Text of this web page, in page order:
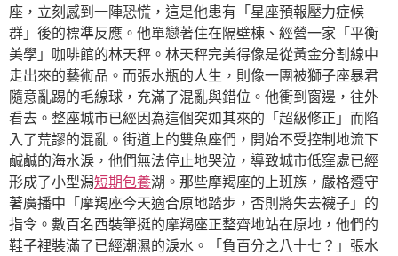
座，立刻感到一陣恐慌，這是他患有「星座預報壓力症候
群」後的標準反應。他單戀著住在隔壁棟、經營一家「平衡
美學」咖啡館的林天秤。林天秤完美得像是從黃金分割線中
走出來的藝術品。而張水瓶的人生，則像一團被獅子座暴君
隨意亂踢的毛線球，充滿了混亂與錯位。他衝到窗邊，往外
看去。整座城市已經因為這個突如其來的「超級修正」而陷
入了荒謬的混亂。街道上的雙魚座們，開始不受控制地流下
鹹鹹的海水淚，他們無法停止地哭泣，導致城市低窪處已經
形成了小型潟短期包養湖。那些摩羯座的上班族，嚴格遵守
著廣播中「摩羯座今天適合原地踏步，否則將失去襪子」的
指令。數百名西裝筆挺的摩羯座正整齊地站在原地，他們的
鞋子裡裝滿了已經潮濕的淚水。「負百分之八十七？」張水